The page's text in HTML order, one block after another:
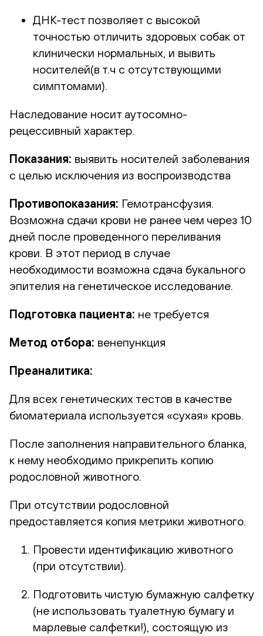
ДНК-тест позволяет с высокой
точностью отличить здоровых собак от
клинически нормальных, и вывить
носителей(в т.ч с отсутствующими
симптомами).
Наследование носит аутосомно-
рецессивный характер.
Показания: выявить носителей заболевания
с целью исключения из воспроизводства
Противопоказания: Гемотрансфузия.
Возможна сдачи крови не ранее чем через 10
дней после проведенного переливания
крови. В этот период в случае
необходимости возможна сдача букального
эпителия на генетическое исследование.
Подготовка пациента: не требуется
Метод отбора: венепункция
Преаналитика:
Для всех генетических тестов в качестве
биоматериала используется «сухая» кровь.
После заполнения направительного бланка,
к нему необходимо прикрепить копию
родословной животного.
При отсутствии родословной
предоставляется копия метрики животного.
Провести идентификацию животного
(при отсутствии).
Подготовить чистую бумажную салфетку
(не использовать туалетную бумагу и
марлевые салфетки!), состоящую из